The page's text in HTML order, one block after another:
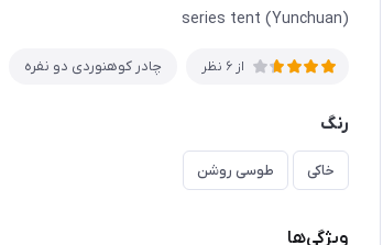
(Yunchuan) series tent
از 6 نظر چادر کوهنوردی دو نفره
رنگ
خاکی طوسی روشن
ویژگی‌ها